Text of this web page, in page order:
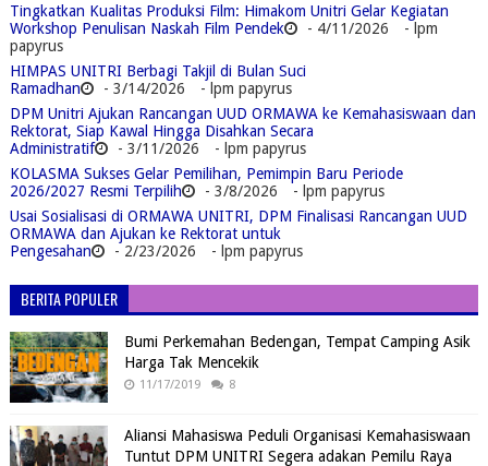
Tingkatkan Kualitas Produksi Film: Himakom Unitri Gelar Kegiatan
Workshop Penulisan Naskah Film Pendek
- 4/11/2026
- lpm
papyrus
HIMPAS UNITRI Berbagi Takjil di Bulan Suci
Ramadhan
- 3/14/2026
- lpm papyrus
DPM Unitri Ajukan Rancangan UUD ORMAWA ke Kemahasiswaan dan
Rektorat, Siap Kawal Hingga Disahkan Secara
Administratif
- 3/11/2026
- lpm papyrus
KOLASMA Sukses Gelar Pemilihan, Pemimpin Baru Periode
2026/2027 Resmi Terpilih
- 3/8/2026
- lpm papyrus
Usai Sosialisasi di ORMAWA UNITRI, DPM Finalisasi Rancangan UUD
ORMAWA dan Ajukan ke Rektorat untuk
Pengesahan
- 2/23/2026 - lpm papyrus
BERITA POPULER
Bumi Perkemahan Bedengan, Tempat Camping Asik
Harga Tak Mencekik
11/17/2019 8
Aliansi Mahasiswa Peduli Organisasi Kemahasiswaan
Tuntut DPM UNITRI Segera adakan Pemilu Raya